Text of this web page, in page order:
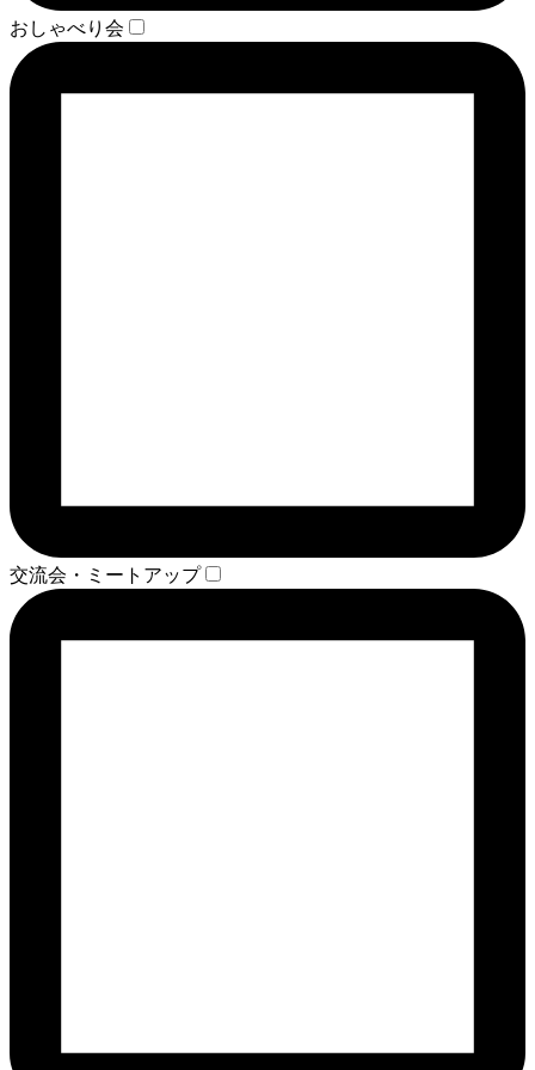
おしゃべり会
交流会・ミートアップ